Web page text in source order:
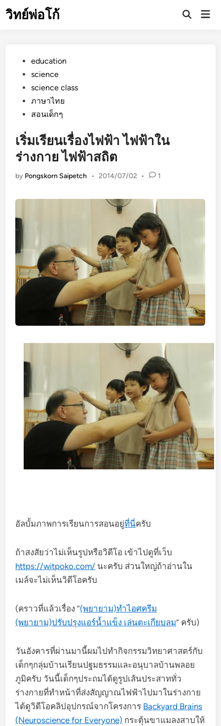
toวิทย์พ่อโก้
Open
Postededucation
science
science class
ภาษาไทย
สอนเด็กๆ
เริ่มเรียนเรื่องไฟฟ้า ไฟฟ้าใน
ร่างกาย ไฟฟ้าสถิต
by Pongskorn Saipetch • 2014/07/02 • 1
อัลบั้มภาพการเรียนการสอนอยู่ที่นี่ครับ
ถ้าสงสัยว่าไม่เห็นรูปหรือวิดีโอ เข้าไปดูที่เว็บ
https://witpoko.com/ นะครับ ส่วนใหญ่ถ้าอ่านใน
เมล์จะไม่เห็นวิดีโอครับ
(คราวที่แล้วเรื่อง “(พยายาม)ทำไอศครีม
(พยายาม)ปรับปรุงแอร์น้ำแข็ง เล่นตะเกียบลม” ครับ)
วันอังคารที่ผ่านมานี้ผมไปทำกิจกรรมวิทยาศาสตร์กับ
เด็กๆกลุ่มบ้านเรียนปฐมธรรมและอนุบาลบ้านพลอย
ภูมิครับ วันนี้เด็กๆประถมได้ดูรูปเส้นประสาททั่ว
ร่างกายที่ทำหน้าที่ส่งสัญญาณไฟฟ้าไปมาในร่างกาย
ได้ดูวิดีโอคลิปอุปกรณ์จากโครงการ Backyard Brains
(Neuroscience for Everyone) กระตุ้นขาแมลงสาบให้